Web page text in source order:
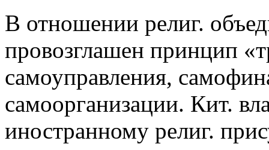
В отношении религ.
провозглашен принцип
самоуправления,
самоорганизации. Кит.
иностранному религ.